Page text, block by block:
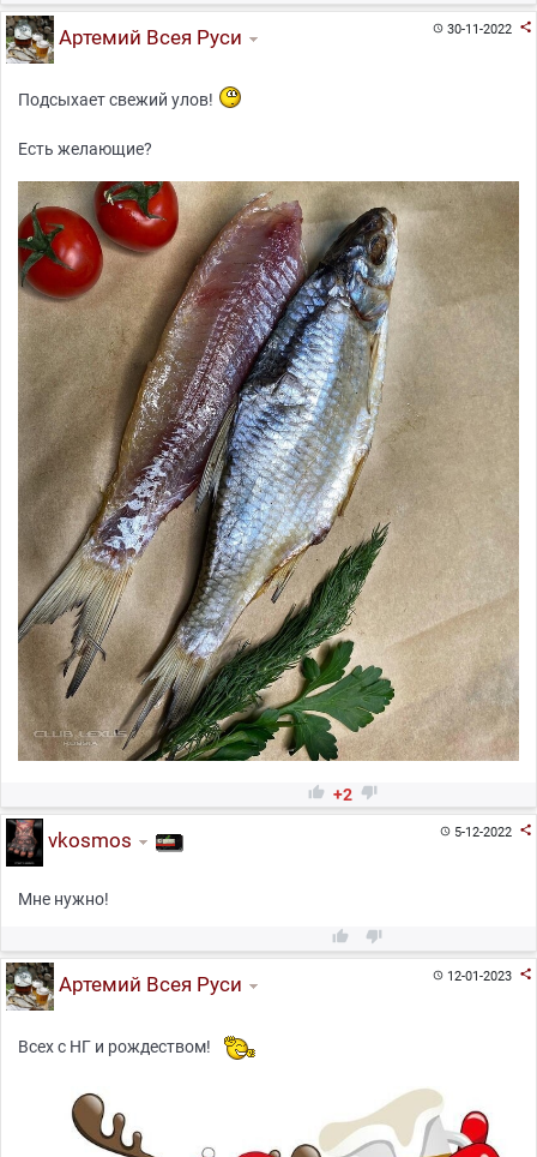
30-11-2022 
Артемий Всея Руси
Подсыхает свежий улов!
Есть желающие?
 +2 
5-12-2022 
vkosmos
Мне нужно!
 
12-01-2023 
Артемий Всея Руси
Всех с НГ и рождеством!